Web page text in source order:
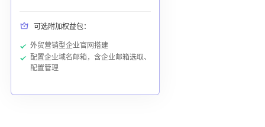
可选附加权益包：
外贸营销型企业官网搭建
配置企业域名邮箱，含企业邮箱选取、
配置管理